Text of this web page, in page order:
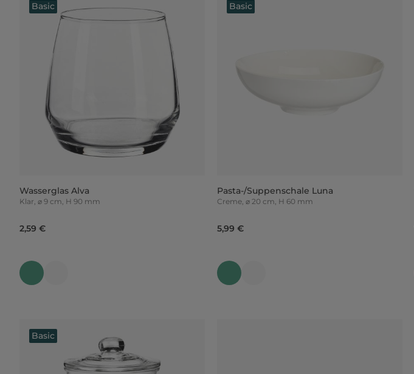
Wasserglas Alva
Klar, ⌀ 9 cm, H 90 mm
2,59 €
Basic
Pasta-/Suppenschale Luna
Creme, ⌀ 20 cm, H 60 mm
5,99 €
Basic
Basic